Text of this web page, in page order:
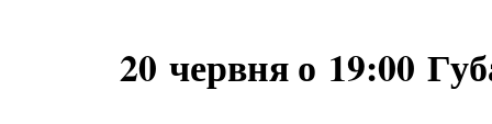
20 червня о 19:00